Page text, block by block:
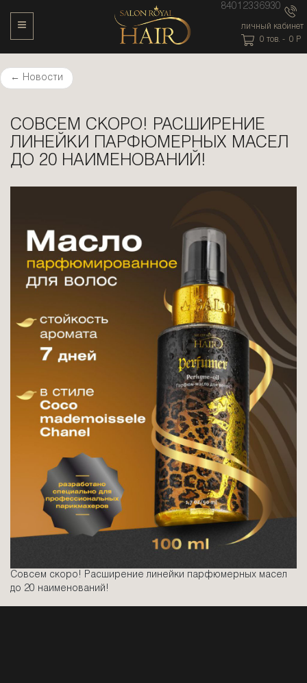
84012336930
личный кабинет
0 тов. - 0 P
Toggle Navigation
← Новости
СОВСЕМ СКОРО! РАСШИРЕНИЕ
ЛИНЕЙКИ ПАРФЮМЕРНЫХ МАСЕЛ
ДО 20 НАИМЕНОВАНИЙ!
Совсем скоро! Расширение линейки парфюмерных масел
до 20 наименований!